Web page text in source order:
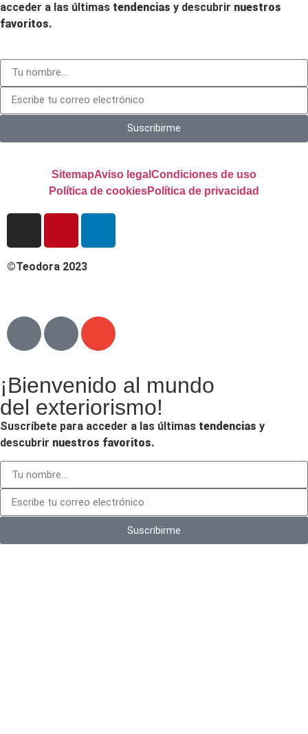
acceder a las últimas tendencias y descubrir nuestros
favoritos.
Suscribirme
SitemapAviso legal Condiciones de uso
Política de cookiesPolítica de privacidad
©Teodora 2023
¡Bienvenido al mundo
del exteriorismo!
Suscríbete para acceder a las últimas tendencias y
descubrir nuestros favoritos.
Suscribirme